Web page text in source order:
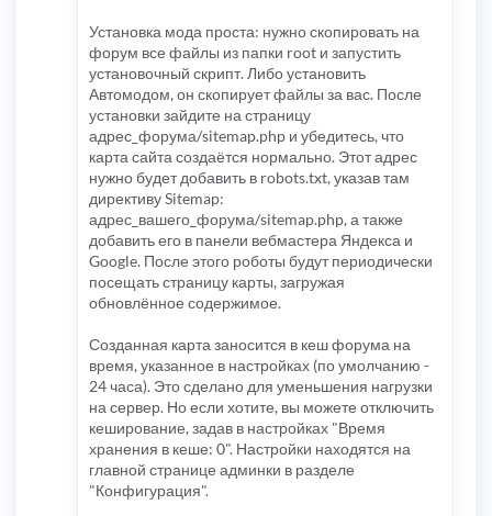
Установка мода проста: нужно скопировать на
форум все файлы из папки root и запустить
установочный скрипт. Либо установить
Автомодом, он скопирует файлы за вас. После
установки зайдите на страницу
адрес_форума/sitemap.php и убедитесь, что
карта сайта создаётся нормально. Этот адрес
нужно будет добавить в robots.txt, указав там
директиву Sitemap:
адрес_вашего_форума/sitemap.php, а также
добавить его в панели вебмастера Яндекса и
Google. После этого роботы будут периодически
посещать страницу карты, загружая
обновлённое содержимое.
Созданная карта заносится в кеш форума на
время, указанное в настройках (по умолчанию -
24 часа). Это сделано для уменьшения нагрузки
на сервер. Но если хотите, вы можете отключить
кеширование, задав в настройках "Время
хранения в кеше: 0". Настройки находятся на
главной странице админки в разделе
"Конфигурация".